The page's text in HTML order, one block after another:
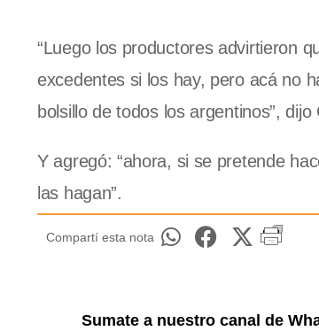
“Luego los productores advirtieron
excedentes si los hay, pero acá no
bolsillo de todos los argentinos”, dijo
Y agregó: “ahora, si se pretende
las hagan”.
Compartí esta nota
Sumate a nuestro canal de